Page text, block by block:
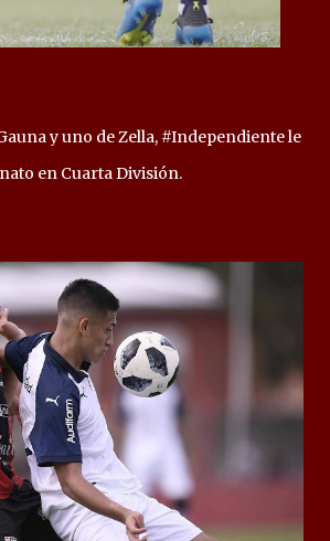
y uno de Zella, #Independiente le
en Cuarta División.